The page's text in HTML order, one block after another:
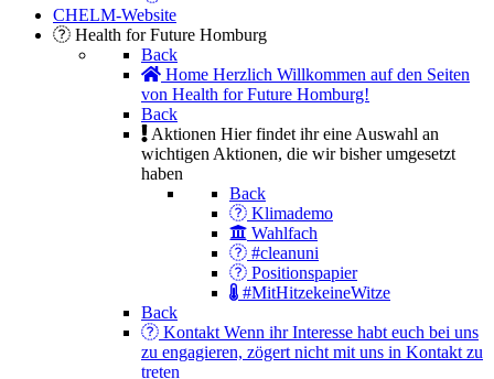
CHELM-Website
Health for Future Homburg
Back
Home Herzlich Willkommen auf den Seiten
von Health for Future Homburg!
Back
Aktionen Hier findet ihr eine Auswahl an
wichtigen Aktionen, die wir bisher umgesetzt
haben
Back
Klimademo
Wahlfach
#cleanuni
Positionspapier
#MitHitzekeineWitze
Back
Kontakt Wenn ihr Interesse habt euch bei uns
zu engagieren, zögert nicht mit uns in Kontakt zu
treten